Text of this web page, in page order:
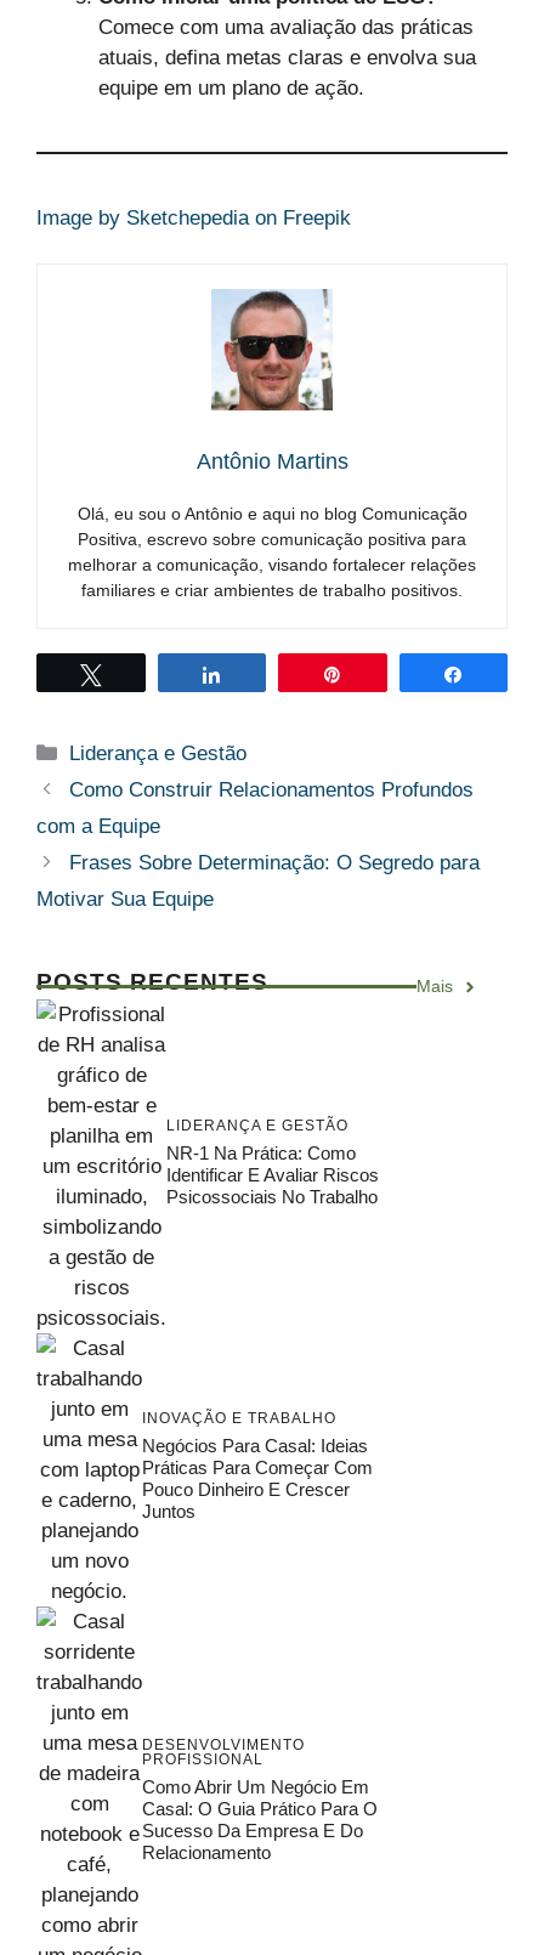
Comece com uma avaliação das práticas
atuais, defina metas claras e envolva sua
equipe em um plano de ação.
Image by Sketchepedia on Freepik
Antônio Martins
Olá, eu sou o Antônio e aqui no blog Comunicação
Positiva, escrevo sobre comunicação positiva para
melhorar a comunicação, visando fortalecer relações
familiares e criar ambientes de trabalho positivos.
Compartilhar
Categorias
Liderança e Gestão
Como Construir Relacionamentos Profundos
com a Equipe
Frases Sobre Determinação: O Segredo para
Motivar Sua Equipe
POSTS RECENTES Mais
LIDERANÇA E GESTÃO
NR-1 Na Prática: Como
Identificar E Avaliar Riscos
Psicossociais No Trabalho
INOVAÇÃO E TRABALHO
Negócios Para Casal: Ideias
Práticas Para Começar Com
Pouco Dinheiro E Crescer
Juntos
DESENVOLVIMENTO
PROFISSIONAL
Como Abrir Um Negócio Em
Casal: O Guia Prático Para O
Sucesso Da Empresa E Do
Relacionamento